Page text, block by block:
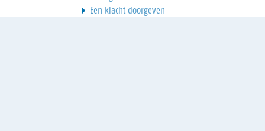
Een klacht doorgeven